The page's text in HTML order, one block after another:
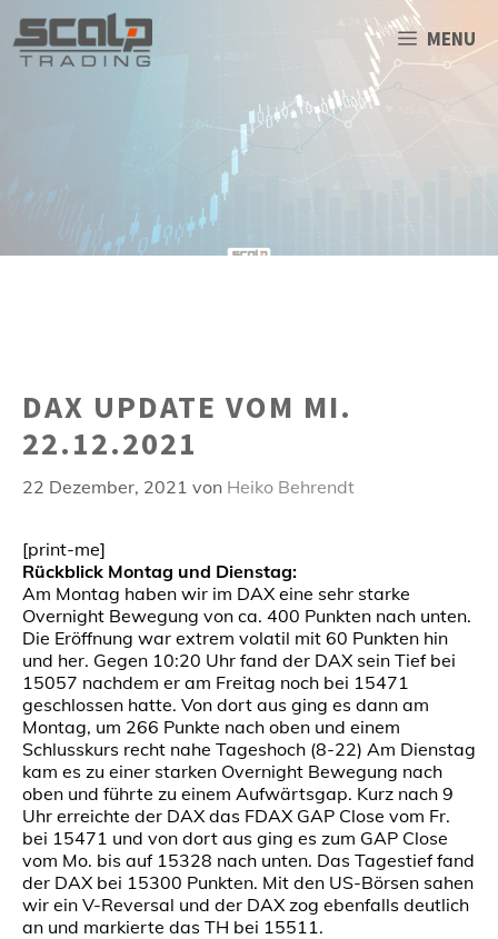
Inhalt
springen
MENU
DAX UPDATE VOM MI.
22.12.2021
22 Dezember, 2021 von Heiko Behrendt
[print-me]
Rückblick Montag und Dienstag:
Am Montag haben wir im DAX eine sehr starke
Overnight Bewegung von ca. 400 Punkten nach unten.
Die Eröffnung war extrem volatil mit 60 Punkten hin
und her. Gegen 10:20 Uhr fand der DAX sein Tief bei
15057 nachdem er am Freitag noch bei 15471
geschlossen hatte. Von dort aus ging es dann am
Montag, um 266 Punkte nach oben und einem
Schlusskurs recht nahe Tageshoch (8-22) Am Dienstag
kam es zu einer starken Overnight Bewegung nach
oben und führte zu einem Aufwärtsgap. Kurz nach 9
Uhr erreichte der DAX das FDAX GAP Close vom Fr.
bei 15471 und von dort aus ging es zum GAP Close
vom Mo. bis auf 15328 nach unten. Das Tagestief fand
der DAX bei 15300 Punkten. Mit den US-Börsen sahen
wir ein V-Reversal und der DAX zog ebenfalls deutlich
an und markierte das TH bei 15511.